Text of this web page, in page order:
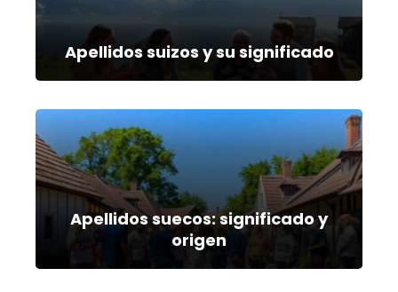
Apellidos suizos y su significado
Apellidos suecos: significado y
origen